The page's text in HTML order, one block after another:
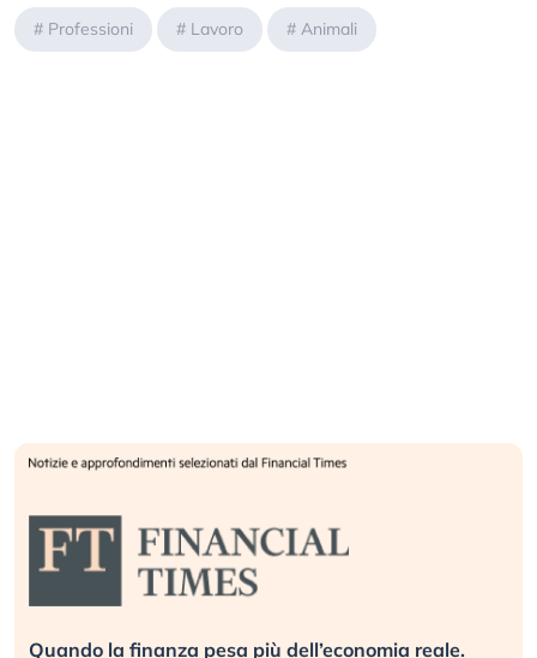
# Professioni # Lavoro # Animali
Quando la finanza pesa più dell’economia reale.